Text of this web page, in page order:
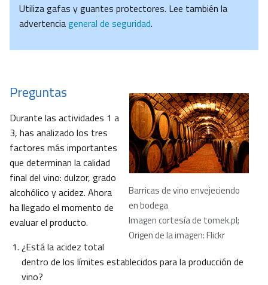
Utiliza gafas y guantes protectores. Lee también la
advertenciageneral de seguridad.
Barricas de vino envejeciendo
en bodega
Imagen cortesía de tomek.pl;
Origen de la imagen: Flickr
Preguntas
Durante las actividades 1 a
3, has analizado los tres
factores más importantes
que determinan la calidad
final del vino: dulzor, grado
alcohólico y acidez. Ahora
ha llegado el momento de
evaluar el producto.
¿Está la acidez total
dentro de los límites establecidos para la producción de
vino?